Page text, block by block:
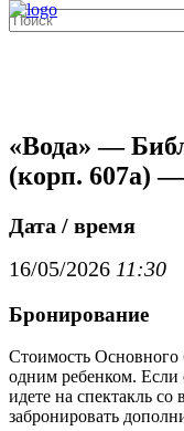
«Вода» —
(корп. 607а)
Дата / время
16/05/2026 11:30
Бронирование
Стоимость Основного
одним ребенком.
идете на спектакль
забронировать